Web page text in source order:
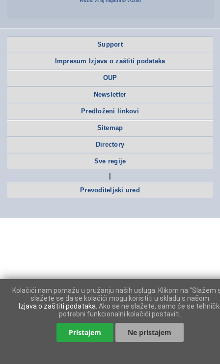
Support
Impresum Izjava o zaštiti podataka
OUP
Newsletter
Predloženi linkovi
Sitemap
Directory
Sve regije
Prevoditeljski ured
Kolačići nam pomažu u pružanju naših usluga. Klikom na "Slažem
slažete se da se kolačići mogu koristiti u skladu s našom
Izjava o zaštiti podataka . Ako se ne slažete, samo će se
potrebni funkcionalni kolačići postaviti.